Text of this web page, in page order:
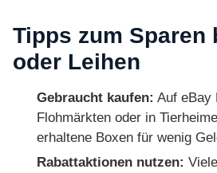
Tipps zum Sparen
oder Leihen
Gebraucht kaufen: Auf eBay
Flohmärkten oder in
erhaltene Boxen für wenig
Rabattaktionen nutzen: